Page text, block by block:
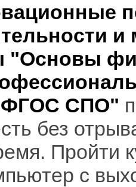
"Основы
ФГОС СПО"
без
Пройти
с